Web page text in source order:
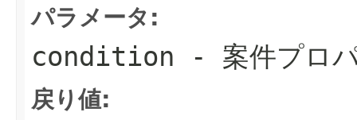
パラメータ:
condition - 案件プロ
戻り値: